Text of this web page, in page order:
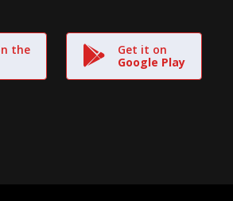
the
Get it on
Google Play